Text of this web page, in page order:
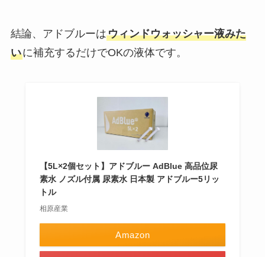
結論、アドブルーはウィンドウォッシャー液みた
いに補充するだけでOKの液体です。
【5L×2個セット】アドブルー AdBlue 高品位尿
素水 ノズル付属 尿素水 日本製 アドブルー5リッ
トル
相原産業
Amazon